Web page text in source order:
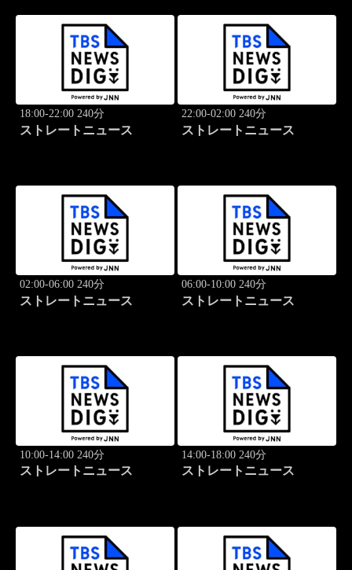
18:00-22:00 240分
ストレートニュース
22:00-02:00 240分
ストレートニュース
02:00-06:00 240分
ストレートニュース
06:00-10:00 240分
ストレートニュース
10:00-14:00 240分
ストレートニュース
14:00-18:00 240分
ストレートニュース